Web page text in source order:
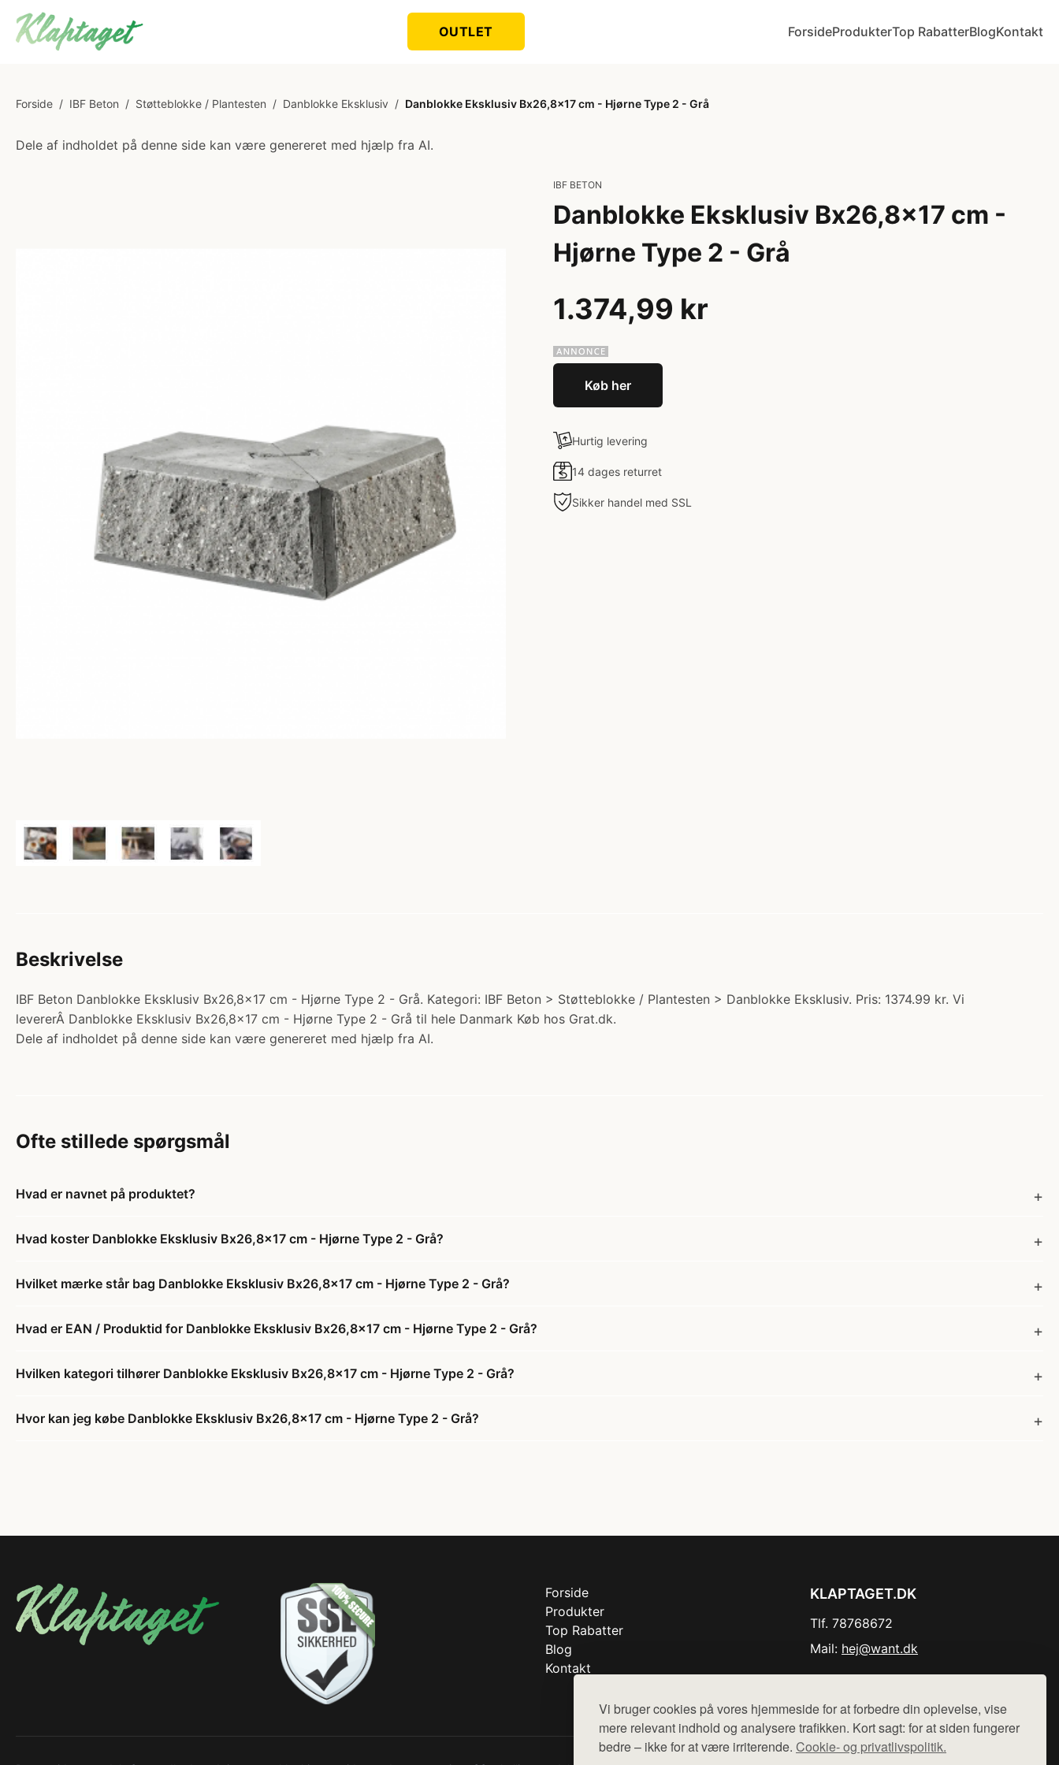
Vi bruger cookies på vores hjemmeside for at forbedre din oplevelse, vise
mere relevant indhold og analysere trafikken. Kort sagt: for at siden fungerer
bedre – ikke for at være irriterende. Cookie- og privatlivspolitik.
OUTLET ForsideProdukterTop RabatterBlogKontakt
Forside / IBF Beton / Støtteblokke / Plantesten / Danblokke Eksklusiv / Danblokke Eksklusiv Bx26,8x17 cm - Hjørne Type 2 - Grå
Dele af indholdet på denne side kan være genereret med hjælp fra AI.
IBF BETON
Danblokke Eksklusiv Bx26,8x17 cm -
Hjørne Type 2 - Grå
1.374,99 kr
Køb her
Hurtig levering
14 dages returret
Sikker handel med SSL
Beskrivelse
IBF Beton Danblokke Eksklusiv Bx26,8x17 cm - Hjørne Type 2 - Grå. Kategori: IBF Beton > Støtteblokke / Plantesten > Danblokke Eksklusiv. Pris: 1374.99 kr. Vi
levererÂ Danblokke Eksklusiv Bx26,8x17 cm - Hjørne Type 2 - Grå til hele Danmark Køb hos Grat.dk.
Dele af indholdet på denne side kan være genereret med hjælp fra AI.
Ofte stillede spørgsmål
Hvad er navnet på produktet?
Hvad koster Danblokke Eksklusiv Bx26,8x17 cm - Hjørne Type 2 - Grå?
Hvilket mærke står bag Danblokke Eksklusiv Bx26,8x17 cm - Hjørne Type 2 - Grå?
Hvad er EAN / Produktid for Danblokke Eksklusiv Bx26,8x17 cm - Hjørne Type 2 - Grå?
Hvilken kategori tilhører Danblokke Eksklusiv Bx26,8x17 cm - Hjørne Type 2 - Grå?
Hvor kan jeg købe Danblokke Eksklusiv Bx26,8x17 cm - Hjørne Type 2 - Grå?
Forside
Produkter
Top Rabatter
Blog
Kontakt
KLAPTAGET.DK
Tlf. 78768672
Mail: hej@want.dk